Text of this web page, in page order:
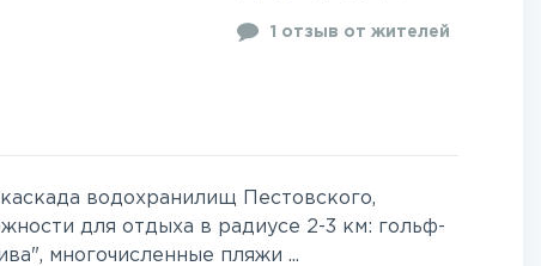
1 отзыв от жителей
водохранилищ Пестовского,
для отдыха в радиусе 2-3 км: гольф-
многочисленные пляжи ...